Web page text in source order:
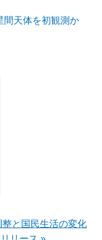
間天体を初観測か
と国民生活の変化